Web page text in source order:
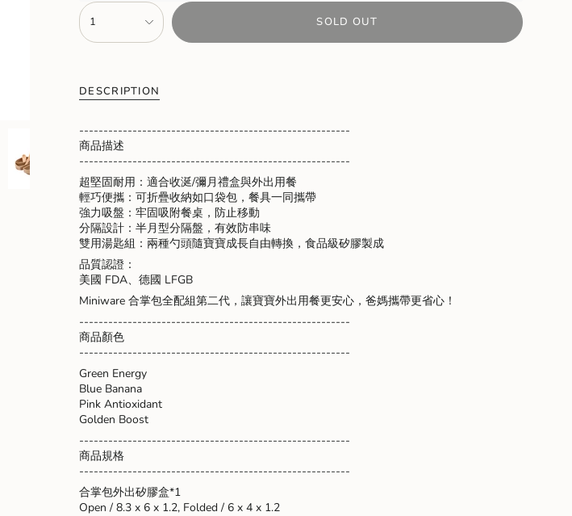
{"in_cart_html"=>"
<span
class=\"quantity-
quantity
}}
in
cart",
"decrease"=>"Decrease
quantity
for
{{
product
}}",
"multiples_of"=>"Increments
of
{{
quantity
"minimum_of"=>"Minimum
of
quantity
}}",
"maximum_of"=>"Maximum
of
{{
quantity
}}"}
1 SOLD OUT
DESCRIPTION
--------------------------------------------------------
商品描述
--------------------------------------------------------
超堅固耐用：適合收涎/彌月禮盒與外出用餐
輕巧便攜：可折疊收納如口袋包，餐具一同攜帶
強力吸盤：牢固吸附餐桌，防止移動
分隔設計：半月型分隔盤，有效防串味
雙用湯匙組：兩種勺頭隨寶寶成長自由轉換，食品級矽膠製成
品質認證：
美國 FDA、德國 LFGB
Miniware 合掌包全配組第二代，讓寶寶外出用餐更安心，爸媽攜帶更省心！
--------------------------------------------------------
商品顏色
--------------------------------------------------------
Green Energy
Blue Banana
Pink Antioxidant
Golden Boost
--------------------------------------------------------
商品規格
--------------------------------------------------------
合掌包外出矽膠盒*1
Open / 8.3 x 6 x 1.2, Folded / 6 x 4 x 1.2